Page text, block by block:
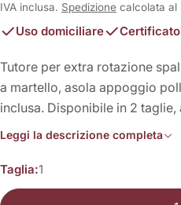
normale
IVA inclusa. Spedizione calcolata al
Uso domiciliare Certificato
Tutore per extra rotazione
a martello, asola appoggio
inclusa. Disponibile in 2
Leggi la descrizione completa
Taglia:1